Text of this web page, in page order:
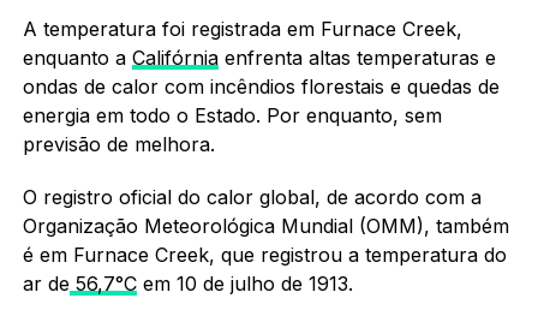
A temperatura foi registrada em Furnace Creek,
enquanto a Califórniaenfrenta altas temperaturas e
ondas de calor com incêndios florestais e quedas de
energia em todo o Estado. Por enquanto, sem
previsão de melhora.
O registro oficial do calor global, de acordo com a
Organização Meteorológica Mundial (OMM), também
é em Furnace Creek, que registrou a temperatura do
ar de56,7°Cem 10 de julho de 1913.